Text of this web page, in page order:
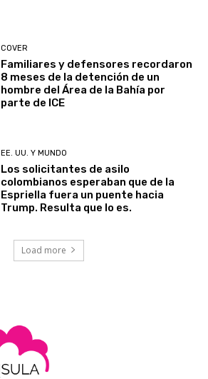
COVER
Familiares y defensores recordaron
8 meses de la detención de un
hombre del Área de la Bahía por
parte de ICE
EE. UU. Y MUNDO
Los solicitantes de asilo
colombianos esperaban que de la
Espriella fuera un puente hacia
Trump. Resulta que lo es.
Load more